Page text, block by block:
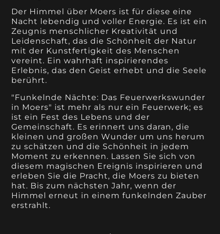
Der Himmel über Moers ist für diese eine
Nacht lebendig und voller Energie. Es ist ein
Zeugnis menschlicher Kreativität und
Leidenschaft, das die Schönheit der Natur
mit der Kunstfertigkeit des Menschen
vereint. Ein wahrhaft inspirierendes
Erlebnis, das den Geist erhebt und die Seele
berührt.
"Funkelnde Nächte: Das Feuerwerkswunder
in Moers" ist mehr als nur ein Feuerwerk; es
ist ein Fest des Lebens und der
Gemeinschaft. Es erinnert uns daran, die
kleinen und großen Wunder um uns herum
zu schätzen und die Schönheit in jedem
Moment zu erkennen. Lassen Sie sich von
diesem magischen Ereignis inspirieren und
erleben Sie die Pracht, die Moers zu bieten
hat. Bis zum nächsten Jahr, wenn der
Himmel erneut in einem funkelnden Zauber
erstrahlt.